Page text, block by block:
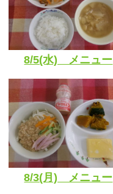
8/5(水) メニュー
8/3(月) メニュー